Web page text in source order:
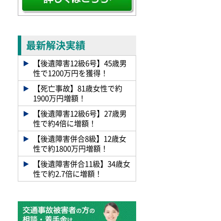
最新解決実績
【後遺障害12級6号】45歳男
性で1200万円を獲得！
【死亡事故】81歳女性で約
1900万円増額！
【後遺障害12級6号】27歳男
性で約4倍に増額！
【後遺障害併合8級】12歳女
性で約1800万円増額！
【後遺障害併合11級】34歳女
性で約2.7倍に増額！